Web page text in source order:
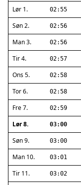
Lør 1.
02:55
Søn 2. 02:56
Man 3. 02:56
Tir 4. 02:57
Ons 5. 02:58
Tor 6. 02:58
Fre 7. 02:59
Lør 8. 03:00
Søn 9. 03:00
Man 10. 03:01
Tir 11. 03:02